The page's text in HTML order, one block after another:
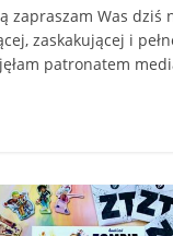
zapraszam Was dziś
zaskakującej i
patronatem